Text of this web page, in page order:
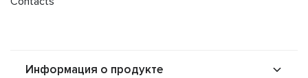
Информация о продукте